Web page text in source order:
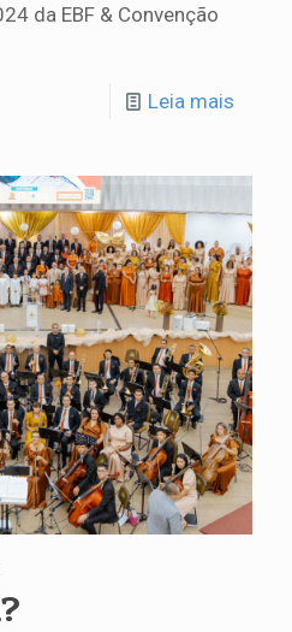
da EBF & Convenção
Leia mais